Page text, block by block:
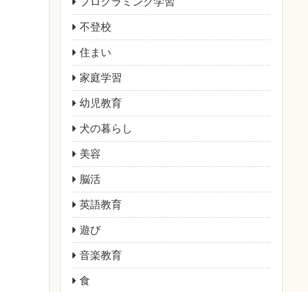
不登校
住まい
家庭学習
幼児教育
犬の暮らし
美容
脳活
英語教育
遊び
音楽教育
食